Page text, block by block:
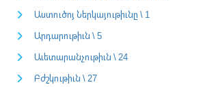
Աստուծոյ Ներկայութիւնը \ 1
Արդարութիւն \ 5
Աւետարանչութիւն \ 24
Բժշկութիւն \ 27